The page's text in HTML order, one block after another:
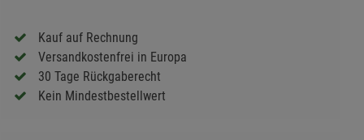
Kauf auf Rechnung
Versandkostenfrei in Europa
30 Tage Rückgaberecht
Kein Mindestbestellwert